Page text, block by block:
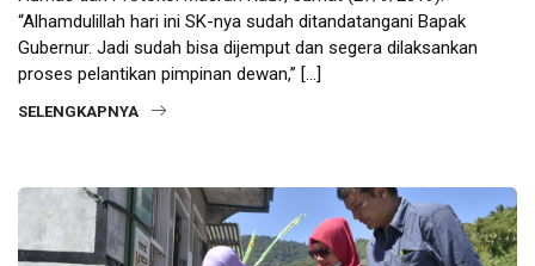
“Alhamdulillah hari ini SK-nya sudah ditandatangani Bapak
Gubernur. Jadi sudah bisa dijemput dan segera dilaksankan
proses pelantikan pimpinan dewan,” […]
SELENGKAPNYA